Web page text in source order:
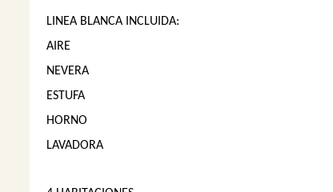
LINEA BLANCA INCLUIDA:
AIRE
NEVERA
ESTUFA
HORNO
LAVADORA